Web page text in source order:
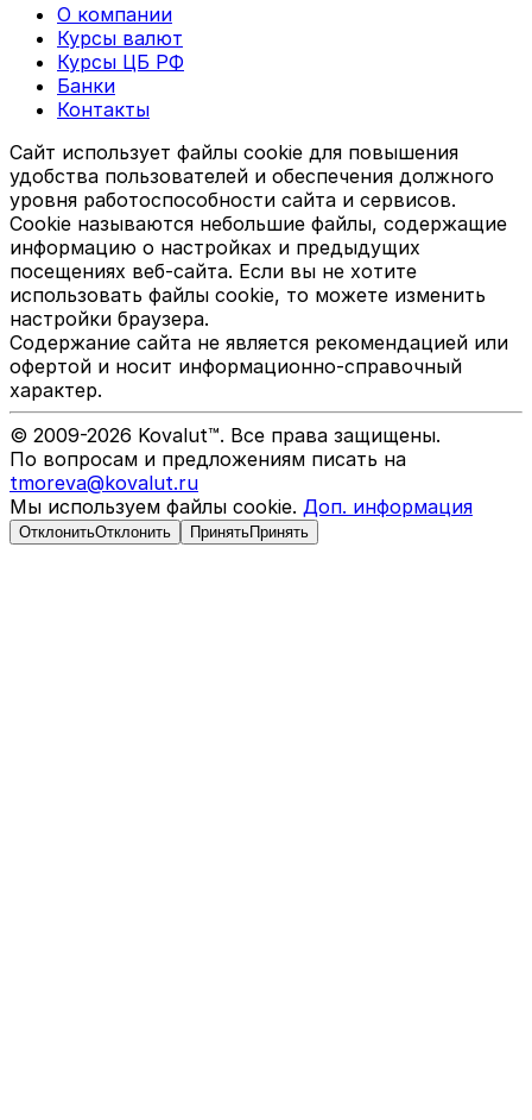
О компании
Курсы валют
Курсы ЦБ РФ
Банки
Контакты
Сайт использует файлы cookie для повышения
удобства пользователей и обеспечения должного
уровня работоспособности сайта и сервисов.
Cookie называются небольшие файлы, содержащие
информацию о настройках и предыдущих
посещениях веб-сайта. Если вы не хотите
использовать файлы cookie, то можете изменить
настройки браузера.
Содержание сайта не является рекомендацией или
офертой и носит информационно-справочный
характер.
© 2009-2026 Kovalut™. Все права защищены.
По вопросам и предложениям писать на
tmoreva@kovalut.ru
Мы используем файлы cookie. Доп. информация
ОтклонитьОтклонить ПринятьПринять